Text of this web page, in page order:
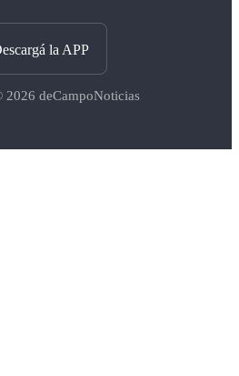
la APP
2026 deCampoNoticias